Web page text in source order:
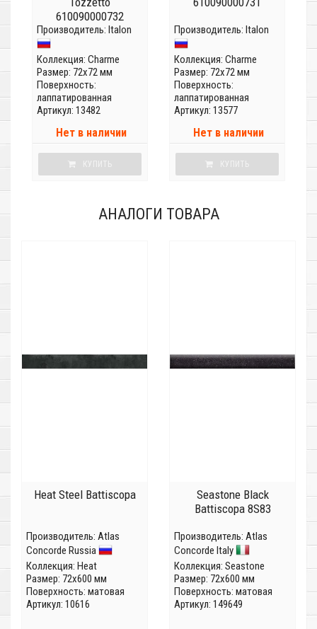
610090000732
Производитель: Italon
Коллекция: Charme
Размер: 72x72 мм
Поверхность:
лаппатированная
Артикул: 13482
Нет в наличии
КУПИТЬ
Производитель: Italon
Коллекция: Charme
Размер: 72x72 мм
Поверхность:
лаппатированная
Артикул: 13577
Нет в наличии
КУПИТЬ
АНАЛОГИ ТОВАРА
Heat Steel Battiscopa
Производитель: Atlas
Concorde Russia
Коллекция: Heat
Размер: 72x600 мм
Поверхность: матовая
Артикул: 10616
Seastone Black
Battiscopa 8S83
Производитель: Atlas
Concorde Italy
Коллекция: Seastone
Размер: 72x600 мм
Поверхность: матовая
Артикул: 149649